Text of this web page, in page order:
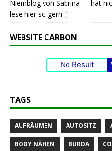
Niemblog von Sabrina — hat
lese hier so gern :)
WEBSITE CARBON
No Result
TAGS
AUFRÄUMEN AUTOSITZ
BODY NÄHEN BURDA